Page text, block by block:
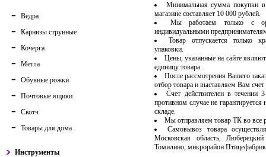
Ведра
Карнизы струнные
Кочерга
Метла
Обувные рожки
Почтовые ящики
Скотч
Товары для дома
Инструменты
Минимальная сумма покупки
магазине составляет 10 000 рублей.
Мы работаем только с
индивидуальными
Товар отпускается только
упаковки.
Цены, указанные на сайте
единицу товара.
После рассмотрения Вашего
отбор товара и выставляем Вам счет
Счет действителен в течении
противном случае не гарантируется
складе.
Мы отправляем товар ТК во
Самовывоз товара
Московская область,
Томилино, микрорайон